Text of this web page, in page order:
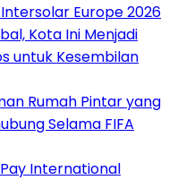
Europe 2026
Kota Ini Menjadi
untuk Kesembilan
Rumah Pintar yang
Selama FIFA
International